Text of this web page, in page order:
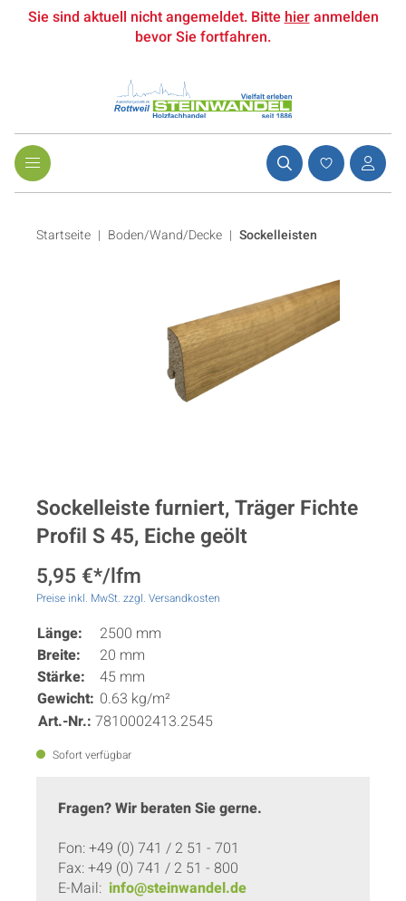
Sie sind aktuell nicht angemeldet. Bittehieranmelden
bevor Sie fortfahren.
Startseite Boden/Wand/Decke | Sockelleisten
Sockelleiste furniert, Träger Fichte
Profil S 45, Eiche geölt
5,95 €*/lfm
Preise inkl. MwSt. zzgl. Versandkosten
Länge:
2500 mm
Breite:
20 mm
Stärke:
45 mm
Gewicht: 0.63 kg/m²
Art.-Nr.: 7810002413.2545
Sofort verfügbar
Fragen? Wir beraten Sie gerne.
Fon: +49 (0) 741 / 2 51 - 701
Fax: +49 (0) 741 / 2 51 - 800
E-Mail: info@steinwandel.de